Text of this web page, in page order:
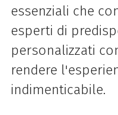
essenziali che
esperti di
personalizzati
rendere
indimenticabile.